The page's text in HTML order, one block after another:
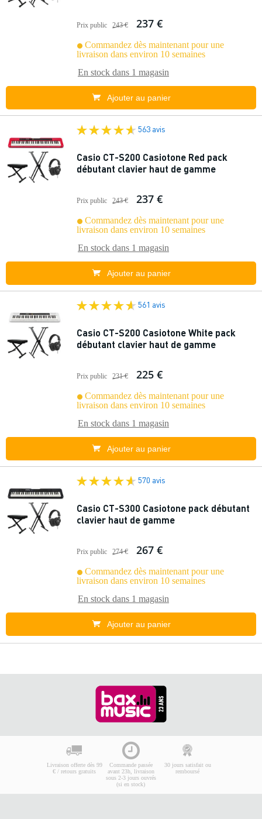
Prix public 243 € 237 €
Commandez dès maintenant pour une
livraison dans environ 10 semaines
En stock dans 1 magasin
Ajouter au panier
563 avis
Casio CT-S200 Casiotone Red pack
débutant clavier haut de gamme
Prix public 243 € 237 €
Commandez dès maintenant pour une
livraison dans environ 10 semaines
En stock dans 1 magasin
Ajouter au panier
561 avis
Casio CT-S200 Casiotone White pack
débutant clavier haut de gamme
Prix public 231 € 225 €
Commandez dès maintenant pour une
livraison dans environ 10 semaines
En stock dans 1 magasin
Ajouter au panier
570 avis
Casio CT-S300 Casiotone pack débutant
clavier haut de gamme
Prix public 274 € 267 €
Commandez dès maintenant pour une
livraison dans environ 10 semaines
En stock dans 1 magasin
Ajouter au panier
Livraison offerte dès 99
€ / retours gratuits
Commande passée
avant 23h, livraison
sous 2-3 jours ouvrés
(si en stock)
30 jours satisfait ou
remboursé